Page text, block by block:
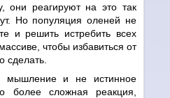
они реагируют на это так
Но популяция оленей не
и решить истребить всех
чтобы избавиться от
сделать.
мышление и не истинное
более сложная реакция,